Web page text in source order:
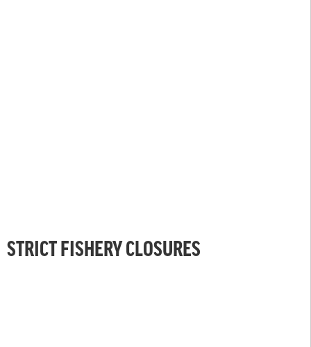
STRICT FISHERY CLOSURES